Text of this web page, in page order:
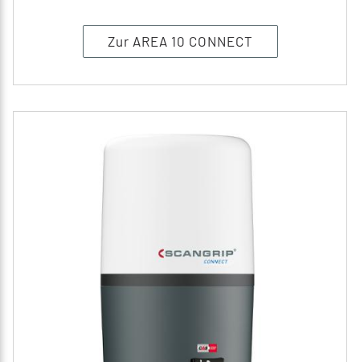
Zur AREA 10 CONNECT